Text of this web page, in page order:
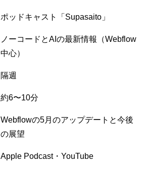
ポッドキャスト「Supasaito」
ノーコードとAIの最新情報（Webflow
中心）
隔週
約6〜10分
Webflowの5月のアップデートと今後
の展望
Apple Podcast・YouTube